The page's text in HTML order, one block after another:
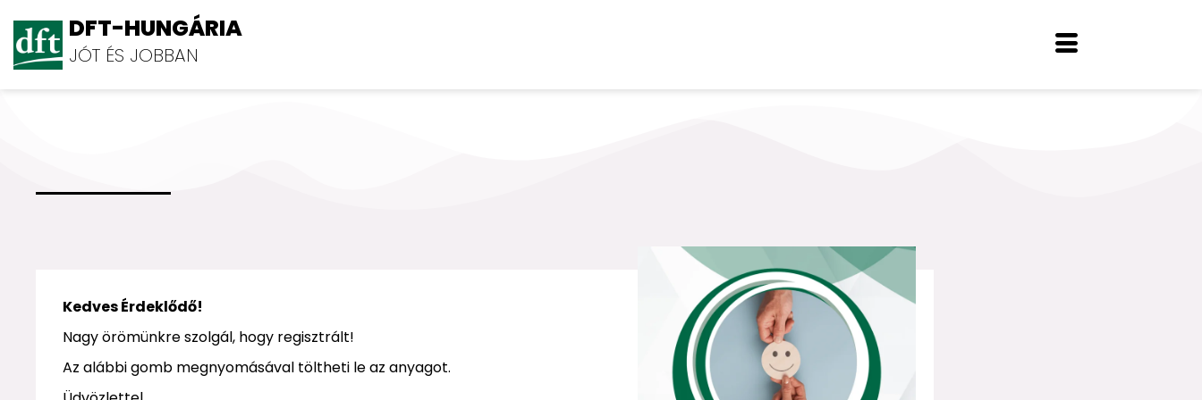
DFT-HUNGÁRIA
JÓT ÉS JOBBAN
Kedves Érdeklődő!
Nagy örömünkre szolgál, hogy regisztrált!
Az alábbi gomb megnyomásával töltheti le az anyagot.